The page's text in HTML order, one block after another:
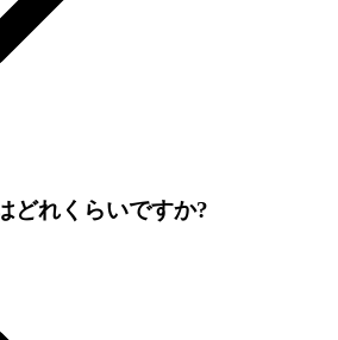
どれくらいですか?